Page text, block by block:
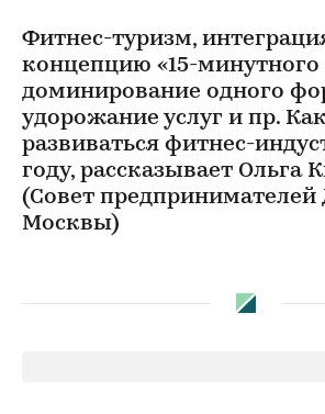
Фитнес-туризм,
концепцию «15-минутного
доминирование одного
удорожание услуг и пр.
развиваться фитнес-
году, рассказывает Ольга
(Совет
Москвы)